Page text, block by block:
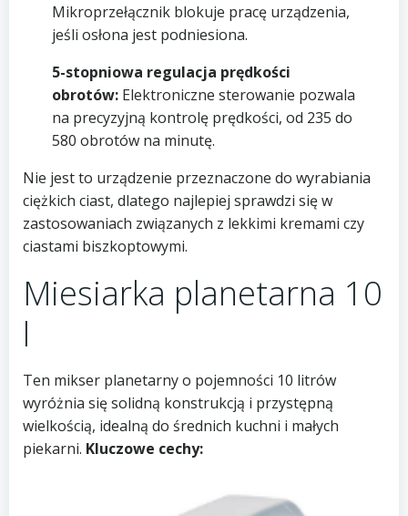
Mikroprzełącznik blokuje pracę urządzenia,
jeśli osłona jest podniesiona.
5-stopniowa regulacja prędkości
obrotów:Elektroniczne sterowanie pozwala
na precyzyjną kontrolę prędkości, od 235 do
580 obrotów na minutę.
Nie jest to urządzenie przeznaczone do wyrabiania
ciężkich ciast, dlatego najlepiej sprawdzi się w
zastosowaniach związanych z lekkimi kremami czy
ciastami biszkoptowymi.
Miesiarka planetarna 10
l
Ten mikser planetarny o pojemności 10 litrów
wyróżnia się solidną konstrukcją i przystępną
wielkością, idealną do średnich kuchni i małych
piekarni. Kluczowe cechy: